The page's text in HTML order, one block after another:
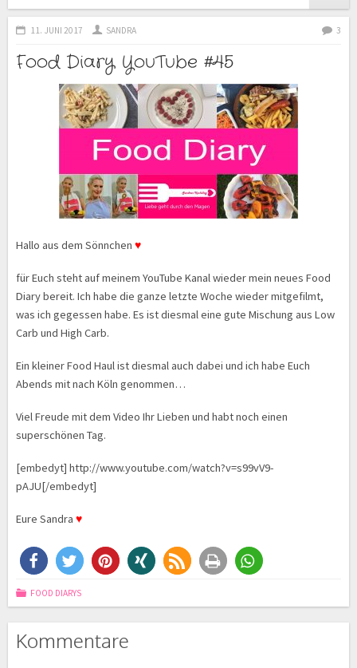
11. JUNI 2017 SANDRA 3
Food Diary YouTube #45
Hallo aus dem Sönnchen ♥
für Euch steht auf meinem YouTube Kanal wieder mein neues Food
Diary bereit. Ich habe die ganze letzte Woche wieder mitgefilmt,
was ich gegessen habe. Es ist diesmal eine gute Mischung aus Low
Carb und High Carb.
Ein kleiner Food Haul ist diesmal auch dabei und ich habe Euch
Abends mit nach Köln genommen…
Viel Freude mit dem Video Ihr Lieben und habt noch einen
superschönen Tag.
[embedyt] http://www.youtube.com/watch?v=s99vV9-
pAJU[/embedyt]
Eure Sandra ♥
FOOD DIARYS
Kommentare